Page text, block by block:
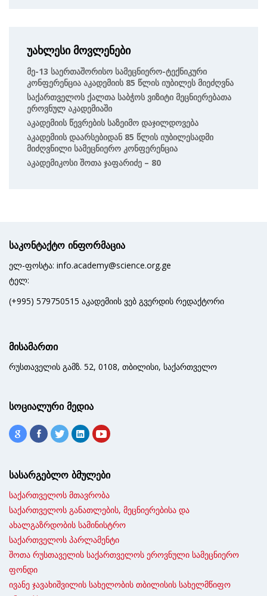
უახლესი მოვლენები
Მე-13 Საერთაშორისო Სამეცნიერო-Ტექნიკური
Კონფერენცია Აკადემიის 85 Წლის Იუბილეს Მიეძღვნა
Საქართველოს Ქალთა Საბჭოს Ვიზიტი Მეცნიერებათა
Ეროვნულ Აკადემიაში
Აკადემიის Წევრების Საზეიმო Დაჯილდოვება
Აკადემიის Დაარსებიდან 85 Წლის Იუბილესადმი
Მიძღვნილი Სამეცნიერო Კონფერენცია
Აკადემიკოსი Შოთა Ჯაფარიძე – 80
საკონტაქტო ინფორმაცია
ელ-ფოსტა: info.academy@science.org.ge
ტელ:
(+995) 579750515 აკადემიის ვებ გვერდის რედაქტორი
მისამართი
რუსთაველის გამზ. 52, 0108, თბილისი, საქართველო
სოციალური მედია
სასარგებლო ბმულები
საქართველოს მთავრობა
საქართველოს განათლების, მეცნიერებისა და
ახალგაზრდობის სამინისტრო
საქართველოს პარლამენტი
შოთა რუსთაველის საქართველოს ეროვნული სამეცნიერო
ფონდი
ივანე ჯავახიშვილის სახელობის თბილისის სახელმწიფო